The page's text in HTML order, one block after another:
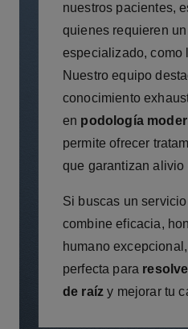
nuestros pacientes,
quienes requieren
especializado, como
Nuestro equipo
conocimiento
en podología
permite ofrecer
que garantizan alivio
Si buscas un
combine eficacia,
humano
perfecta para
de raíz y mejorar tu